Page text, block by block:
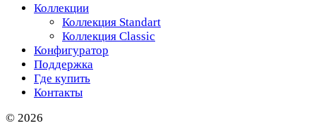
Коллекции
Коллекция Standart
Коллекция Classic
Конфигуратор
Поддержка
Где купить
Контакты
© 2026